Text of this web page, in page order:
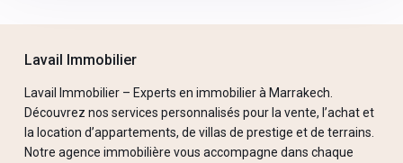
Lavail Immobilier
Lavail Immobilier – Experts en immobilier à Marrakech.
Découvrez nos services personnalisés pour la vente, l’achat et
la location d’appartements, de villas de prestige et de terrains.
Notre agence immobilière vous accompagne dans chaque